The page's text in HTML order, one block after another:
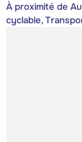
À proximité de
cyclable,